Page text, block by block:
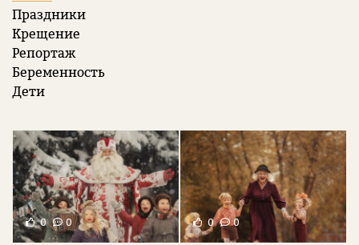
Праздники
Крещение
Репортаж
Беременность
Дети
0 0 0 0